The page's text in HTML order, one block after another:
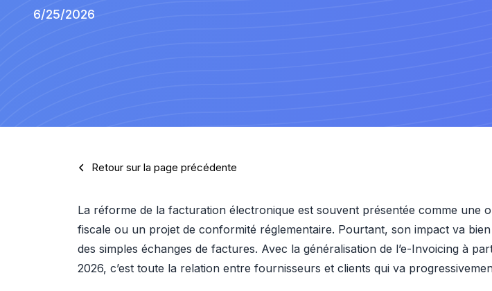
6/25/2026
Retour sur la page précédente
La réforme de la facturation électronique est souvent présentée comme une
fiscale ou un projet de conformité réglementaire. Pourtant, son impact va
des simples échanges de factures. Avec la généralisation de l’e-Invoicing à
2026, c’est toute la relation entre fournisseurs et clients qui va